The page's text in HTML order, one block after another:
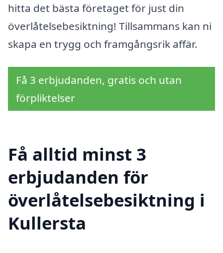
hitta det bästa företaget för just din
överlåtelsebesiktning! Tillsammans kan ni
skapa en trygg och framgångsrik affär.
Få 3 erbjudanden, gratis och utan
förpliktelser
Få alltid minst 3
erbjudanden för
överlåtelsebesiktning i
Kullersta